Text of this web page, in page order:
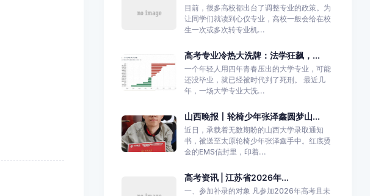
目前，很多高校都出台了调整专业的政策。为
让同学们就读到心仪专业，高校一般会给在校
生一次或多次转专业机...
高考专业冷热大洗牌：法学狂飙，...
一个年轻人用四年青春压出的大学专业，可能
还没毕业，就已经被时代判了死刑。 最近几
年，一场大学专业大洗...
山西晚报丨轮椅少年张泽鑫圆梦山...
近日，承载着无数期盼的山西大学录取通知
书，被送至太原轮椅少年张泽鑫手中。红底烫
金的EMS信封里，印着...
高考资讯 | 江苏省2026年...
一、参加补录的对象 凡参加2026年高考且未